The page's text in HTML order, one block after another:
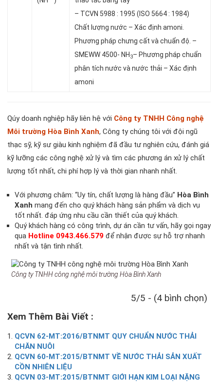
– TCVN 5988 : 1995 (ISO 5664 : 1984)
Chất lượng nước – Xác định amoni.
Phương pháp chưng cất và chuẩn độ. –
SMEWW 4500- NH 3– Phương pháp chuẩn
phân tích nước và nước thải – Xác định
amoni
Qúy doanh nghiệp hãy liên hệ với Công ty TNHH Công nghệ
Môi trường Hòa Bình Xanh, Công ty chúng tôi với đội ngũ
thạc sỹ, kỹ sư giàu kinh nghiệm đã đầu tư nghiên cứu, đánh giá
kỹ lưỡng các công nghệ xử lý và tìm các phương án xử lý chất
lượng tốt nhất, chi phí hợp lý và thời gian nhanh nhất.
Với phương châm: “Uy tín, chất lượng là hàng đầu” Hòa Bình
Xanh mang đến cho quý khách hàng sản phẩm và dịch vụ
tốt nhất. đáp ứng nhu cầu cần thiết của quý khách.
Quý khách hàng có công trình, dự án cần tư vấn, hãy gọi ngay
qua Hotline 0943.466.579 để nhận được sự hỗ trợ nhanh
nhất và tận tình nhất.
Công ty TNHH công nghệ môi trường Hòa Bình Xanh
5/5 - (4 bình chọn)
Xem Thêm Bài Viết :
QCVN 62-MT:2016/BTNMT QUY CHUẨN NƯỚC THẢI
CHĂN NUÔI
QCVN 60-MT:2015/BTNMT VỀ NƯỚC THẢI SẢN XUẤT
CỒN NHIÊN LIỆU
QCVN 03-MT:2015/BTNMT GIỚI HẠN KIM LOẠI NẶNG